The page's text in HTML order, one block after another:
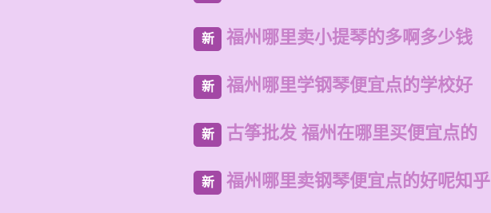
新 福州哪里卖小提琴的多啊多少钱
新 福州哪里学钢琴便宜点的学校好
新 古筝批发 福州在哪里买便宜点的
新 福州哪里卖钢琴便宜点的好呢知乎